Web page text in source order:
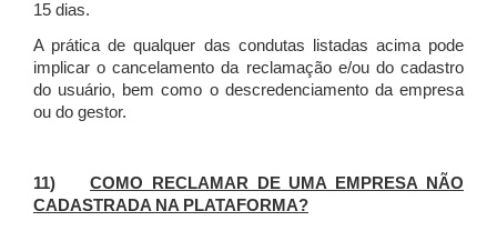
15 dias.
A prática de qualquer das condutas listadas acima pode
implicar o cancelamento da reclamação e/ou do cadastro
do usuário, bem como o descredenciamento da empresa
ou do gestor.
11)COMO RECLAMAR DE UMA EMPRESA NÃO
CADASTRADA NA PLATAFORMA?